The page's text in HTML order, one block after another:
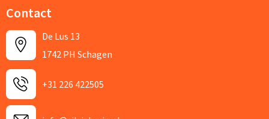
Contact
De Lus 13
1742 PH Schagen
+31 226 422505